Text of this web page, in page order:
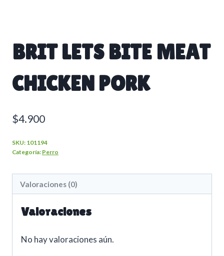
BRIT LETS BITE MEAT
CHICKEN PORK
$4.900
SKU: 101194
Categoría: Perro
Valoraciones (0)
Valoraciones
No hay valoraciones aún.